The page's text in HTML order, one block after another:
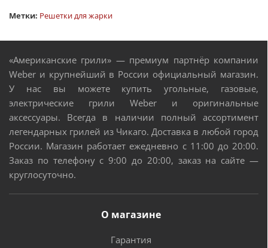
Метки: Решетки для жарки
«Американские грили» — премиум партнёр компании
Weber и крупнейший в России официальный магазин.
У нас вы можете купить угольные, газовые,
электрические грили Weber и оригинальные
аксессуары. Всегда в наличии полный ассортимент
легендарных грилей из Чикаго. Доставка в любой город
России. Магазин работает ежедневно с 11:00 до 20:00.
Заказ по телефону с 9:00 до 20:00, заказ на сайте —
круглосуточно.
О магазине
Гарантия